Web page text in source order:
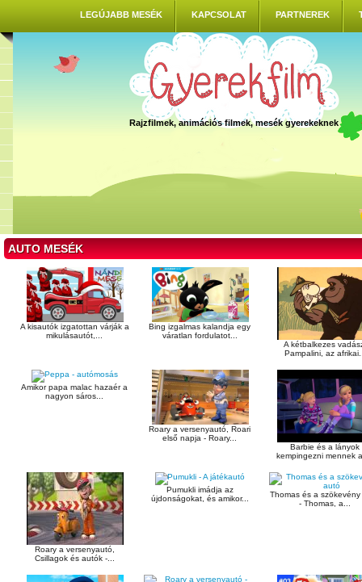
LEGÚJABB MESÉK KAPCSOLAT PARTNEREK
Rajzfilmek, animációs filmek, mesék gyerekeknek
AUTO MESÉK
A kisautók izgatottan várják a
mikulásautót,...
Bing izgalmas kalandja egy
váratlan fordulatot...
A kétbalkezes
Pampalini, az
Amikor papa malac hazaér a
nagyon sáros...
Roary a versenyautó, Roari
első napja - Roary...
Barbie és a lányok
kempingezni mennek
Roary a versenyautó,
Csillagok és autók -...
Pumukli imádja az
újdonságokat, és amikor...
Thomas és a
- Thomas, a...